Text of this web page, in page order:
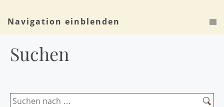
Navigation einblenden
Suchen